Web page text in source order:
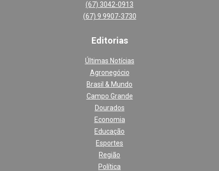
(67) 3042-0913
(67) 9 9907-3730
Editorias
Últimas Notícias
Agronegócio
Brasil & Mundo
Campo Grande
Dourados
Economia
Educação
Esportes
Região
Política